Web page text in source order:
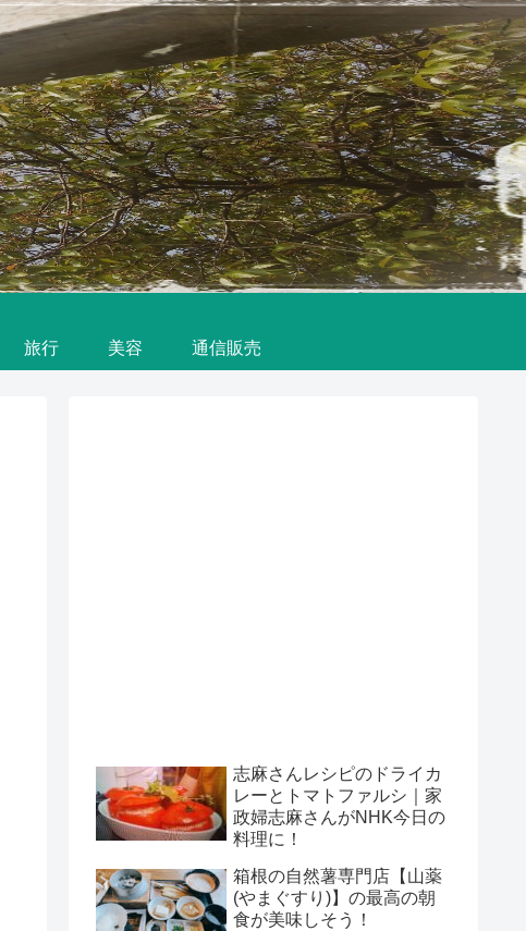
旅行 美容 通信販売
志麻さんレシピのドライカ
レーとトマトファルシ｜家
政婦志麻さんがNHK今日の
料理に！
箱根の自然薯専門店【山薬
(やまぐすり)】の最高の朝
食が美味しそう！